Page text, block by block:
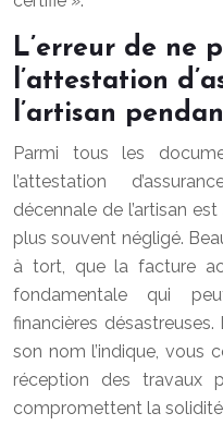
L’erreur de ne
l’attestation
l’artisan
Parmi tous les
l’attestation
décennale de l’artisan
plus souvent négligé.
à tort, que la facture
fondamentale qui
financières désastreuses.
son nom l’indique, vous
réception des travaux
compromettent la solidité